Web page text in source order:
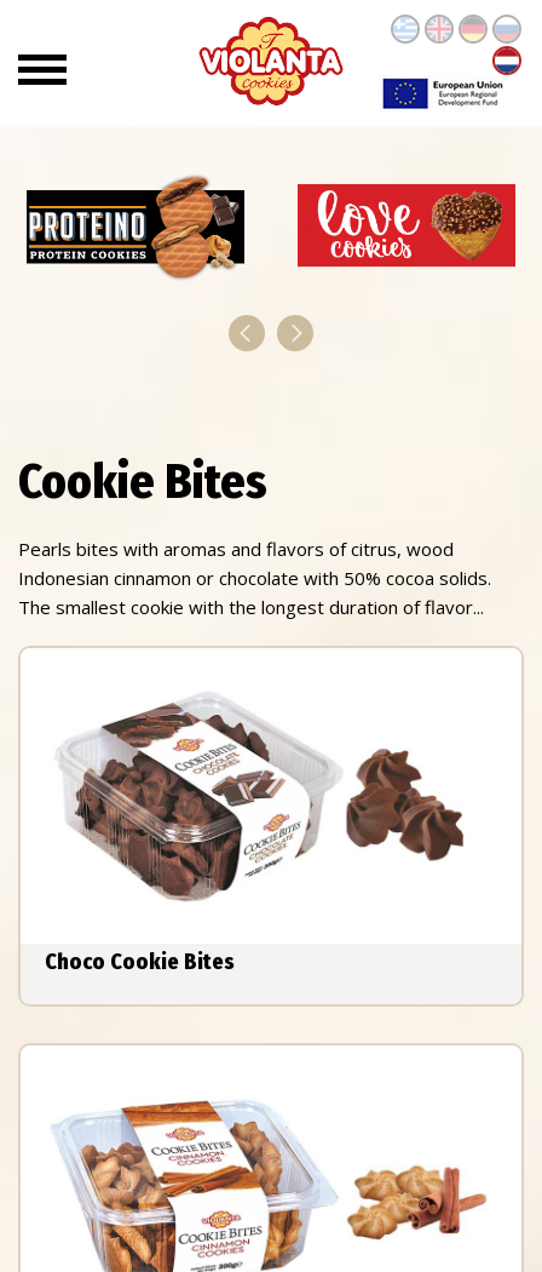
Cookie Bites
Pearls bites with aromas and flavors of citrus, wood
Indonesian cinnamon or chocolate with 50% cocoa solids.
The smallest cookie with the longest duration of flavor...
Choco Cookie Bites